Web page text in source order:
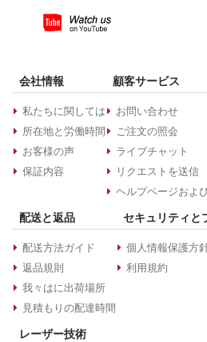
会社情報
私たちに関しては
所在地と労働時間
お客様の声
保証内容
顧客サービス
お問い合わせ
ご注文の照会
ライブチャット
リクエストを送信
ヘルプページおよ
配送と返品
配送方法ガイド
返品規則
我々はに出荷場所
見積もりの配達時間
セキュリティと
個人情報保護方
利用規約
レーザー技術